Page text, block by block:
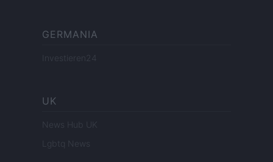
GERMANIA
Investieren24
UK
News Hub UK
Lgbtq News